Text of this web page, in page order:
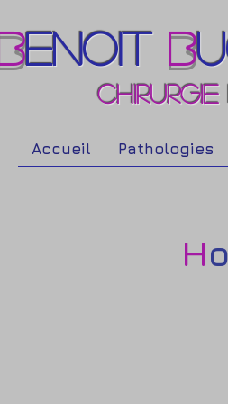
ENOIT B
CHIRURGIE
Accueil Pathologies
H